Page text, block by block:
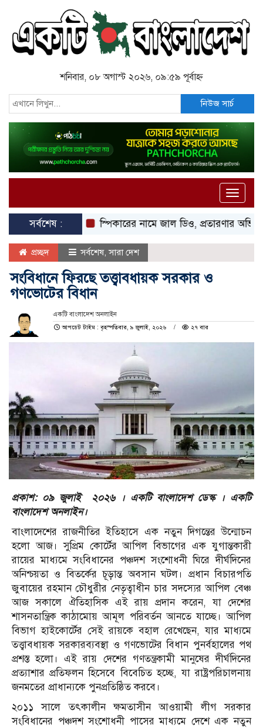
শনিবার, ০৮ অগাস্ট ২০২৬, ০৯:৫৯ পূর্বাহ্ন
নিউজ সার্চ
Toggle
সর্বশেষ :
স্পিকারের নামে জাল ডিও, প্রতারণার অভিযোগে
প্রচ্ছদ সর্বশেষ,সারা দেশ
সংবিধানে ফিরছে তত্ত্বাবধায়ক সরকার ও
গণভোটের বিধান
একটি বাংলাদেশ অনলাইন
আপডেট টাইম : বৃহস্পতিবার, ৯ জুলাই, ২০২৬
২৭ বার
প্রকাশ: ০৯ জুলাই ২০২৬ । একটি বাংলাদেশ ডেস্ক । একটি
বাংলাদেশ অনলাইন।
বাংলাদেশের রাজনীতির ইতিহাসে এক নতুন দিগন্তের উন্মোচন
হলো আজ। সুপ্রিম কোর্টের আপিল বিভাগের এক যুগান্তকারী
রায়ের মাধ্যমে সংবিধানের পঞ্চদশ সংশোধনী ঘিরে দীর্ঘদিনের
অনিশ্চয়তা ও বিতর্কের চূড়ান্ত অবসান ঘটল। প্রধান বিচারপতি
জুবায়ের রহমান চৌধুরীর নেতৃত্বাধীন চার সদস্যের আপিল বেঞ্চ
আজ সকালে ঐতিহাসিক এই রায় প্রদান করেন, যা দেশের
শাসনতান্ত্রিক কাঠামোয় আমূল পরিবর্তন আনতে যাচ্ছে। আপিল
বিভাগ হাইকোর্টের সেই রায়কে বহাল রেখেছেন, যার মাধ্যমে
তত্ত্বাবধায়ক সরকারব্যবস্থা ও গণভোটের বিধান পুনর্বহালের পথ
প্রশস্ত হলো। এই রায় দেশের গণতন্ত্রকামী মানুষের দীর্ঘদিনের
প্রত্যাশার প্রতিফলন হিসেবে বিবেচিত হচ্ছে, যা রাষ্ট্রপরিচালনায়
জনমতের প্রাধান্যকে পুনপ্রতিষ্ঠিত করবে।
২০১১ সালে তৎকালীন ক্ষমতাসীন আওয়ামী লীগ সরকার
সংবিধানের পঞ্চদশ সংশোধনী পাসের মাধ্যমে দেশে এক নতুন